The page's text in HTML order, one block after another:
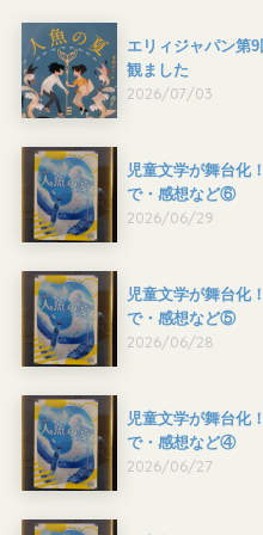
エリィジャパン第
観ました
2026/07/03
児童文学が舞台化
で・感想など⑥
2026/06/29
児童文学が舞台化
で・感想など⑤
2026/06/28
児童文学が舞台化
で・感想など④
2026/06/27